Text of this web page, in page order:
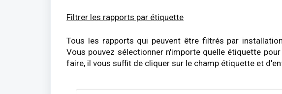
Filtrer les rapports par étiquette
Tous les rapports qui peuvent être filtrés par
Vous pouvez sélectionner n'importe quelle étiquette
faire, il vous suffit de cliquer sur le champ étiquette et